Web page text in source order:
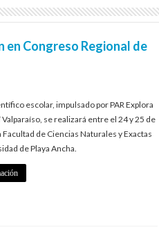
Congreso Regional de
escolar, impulsado por PAR Explora
Valparaíso, se realizará entre el 24 y 25 de
Facultad de Ciencias Naturales y Exactas
de Playa Ancha.